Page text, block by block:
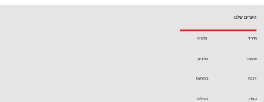
הערים שלנו
סביליה
ולנסיה מדריד
סלוניקי אתונה
טולדו
בוקרשט ז'נבה